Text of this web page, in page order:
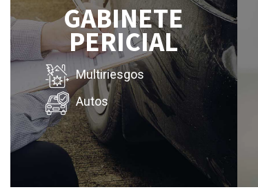
GABINETE
PERICIAL
Multiriesgos
Autos